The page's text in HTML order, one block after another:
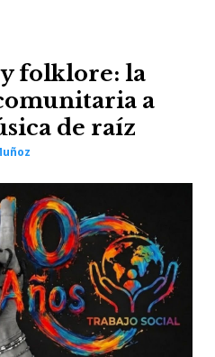
folklore: la
a
de raíz